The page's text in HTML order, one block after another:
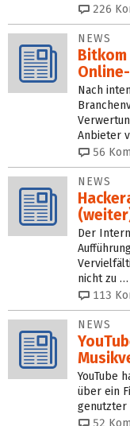
226
NEWS
Bitkom
Nach
Anbieter
56
NEWS
Der
nicht zu …
113
NEWS
YouTube
über ein
genutzter
52